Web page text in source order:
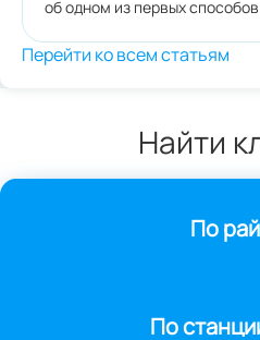
об одном из первых
Перейти ко всем статьям
Найти
По
По